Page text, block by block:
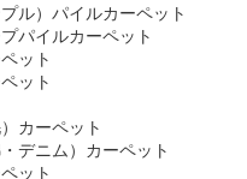
ル）パイルカーペット
パイルカーペット
ット
ット
カーペット
デニム）カーペット
ット